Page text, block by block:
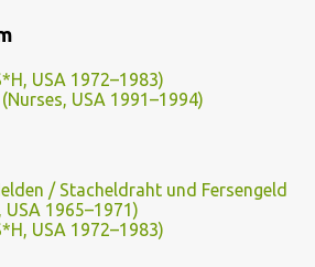
USA 1972–1983)
USA 1991–1994)
/ Stacheldraht und Fersengeld
USA 1965–1971)
USA 1972–1983)